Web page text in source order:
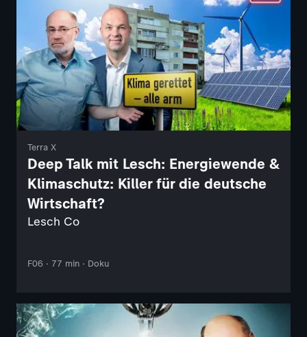
Terra X
Deep Talk mit Lesch: Energiewende &
Klimaschutz: Killer für die deutsche
Wirtschaft?
Lesch Co
F06 · 77 min · Doku